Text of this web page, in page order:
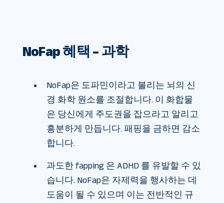
NoFap 혜택 – 과학
NoFap은 도파민이라고 불리는 뇌의 신
경 화학 원소를 조절합니다. 이 화합물
은 당신에게 주도권을 잡으라고 알리고
흥분하게 만듭니다. 패핑을 금하면 감소
합니다.
과도한 fapping 은 ADHD 를 유발할 수 있
습니다. NoFap은 자제력을 행사하는 데
도움이 될 수 있으며 이는 전반적인 규